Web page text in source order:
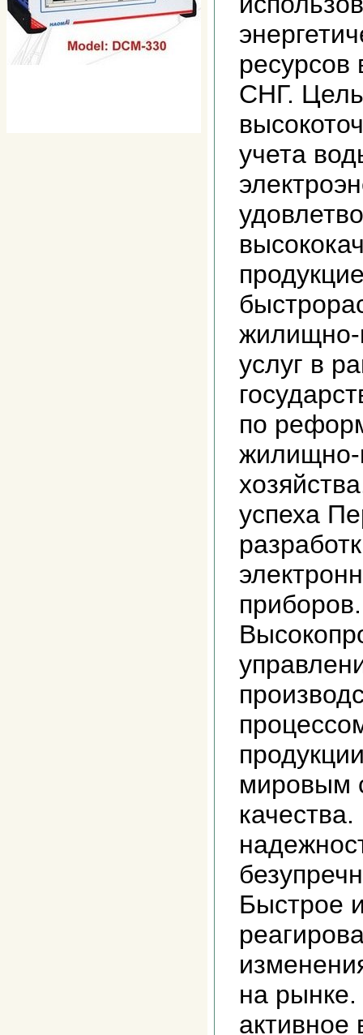
ресурсов
СНГ.
учета
услуг в
по
жилищно-
успеха
приборов.
мировым
Быстрое
на
активное